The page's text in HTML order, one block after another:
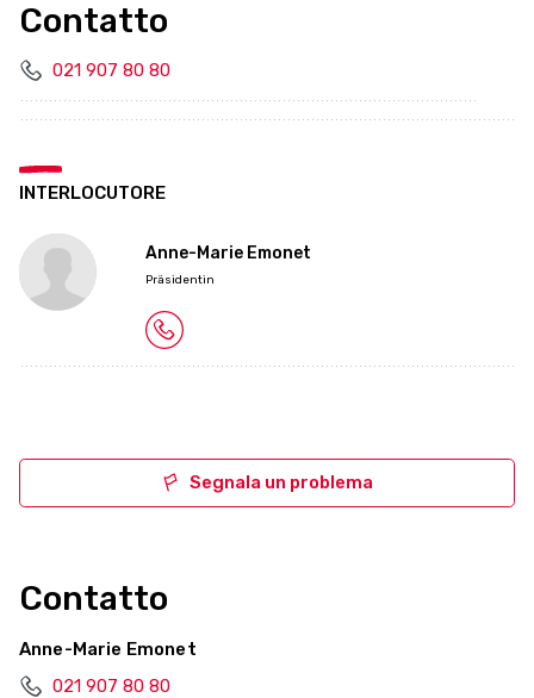
Contatto
021 907 80 80
INTERLOCUTORE
Anne-Marie Emonet
Präsidentin
Segnala un problema
Contatto
Anne-Marie Emonet
021 907 80 80